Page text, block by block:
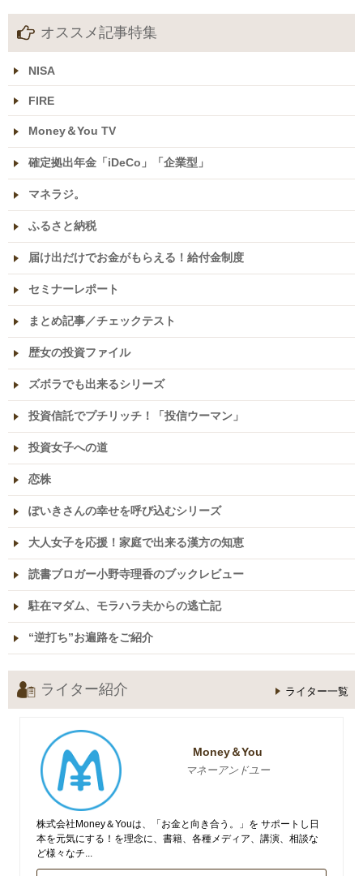
オススメ記事特集
NISA
FIRE
Money＆You TV
確定拠出年金「iDeCo」「企業型」
マネラジ。
ふるさと納税
届け出だけでお金がもらえる！給付金制度
セミナーレポート
まとめ記事／チェックテスト
歴女の投資ファイル
ズボラでも出来るシリーズ
投資信託でプチリッチ！「投信ウーマン」
投資女子への道
恋株
ぽいきさんの幸せを呼び込むシリーズ
大人女子を応援！家庭で出来る漢方の知恵
読書ブロガー小野寺理香のブックレビュー
駐在マダム、モラハラ夫からの逃亡記
“逆打ち”お遍路をご紹介
ライター紹介 ライター一覧
Money＆You
マネーアンドユー
株式会社Money＆Youは、「お金と向き合う。」を サポートし日
本を元気にする！を理念に、書籍、各種メディア、講演、相談な
ど様々なチ...